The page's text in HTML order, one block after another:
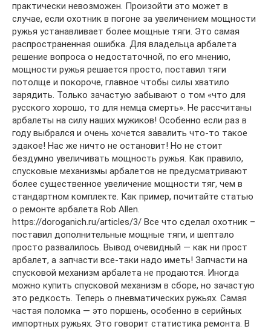
практически невозможен. Произойти это может в
случае, если охотник в погоне за увеличением мощности
ружья устанавливает более мощные тяги. Это самая
распространенная ошибка. Для владельца арбалета
решение вопроса о недостаточной, по его мнению,
мощности ружья решается просто, поставил тяги
потолще и покороче, главное чтобы силы хватило
зарядить. Только зачастую забывают о том «что для
русского хорошо, то для немца смерть». Не рассчитаны
арбалеты на силу наших мужиков! Особенно если раз в
году выбрался и очень хочется завалить что-то такое
эдакое! Нас же ничто не остановит! Но не стоит
бездумно увеличивать мощность ружья. Как правило,
спусковые механизмы арбалетов не предусматривают
более существенное увеличение мощности тяг, чем в
стандартном комплекте. Как пример, почитайте статью
о ремонте арбалета Rob Allen.
https://doroganich.ru/articles/3/ Все что сделал охотник –
поставил дополнительные мощные тяги, и шептало
просто развалилось. Вывод очевидный — как ни прост
арбалет, а запчасти все-таки надо иметь! Запчасти на
спусковой механизм арбалета не продаются. Иногда
можно купить спусковой механизм в сборе, но зачастую
это редкость. Теперь о пневматических ружьях. Самая
частая поломка — это поршень, особенно в серийных
импортных ружьях. Это говорит статистика ремонта. В